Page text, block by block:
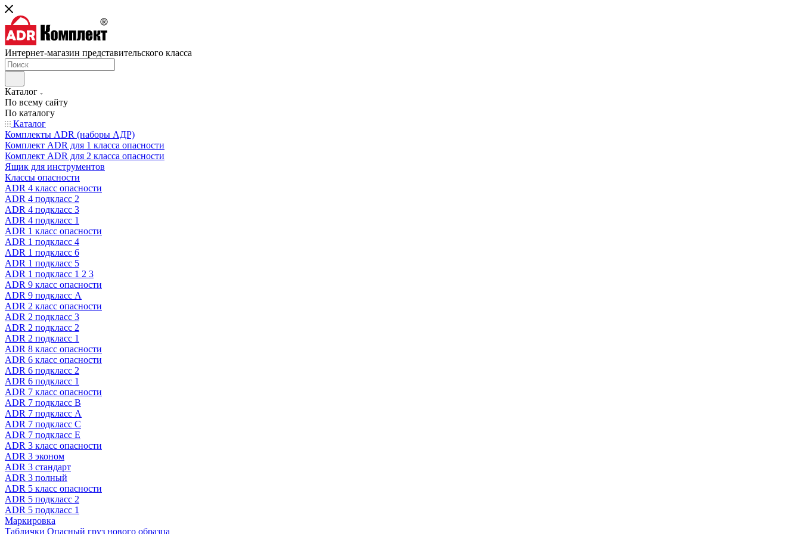
Интернет-магазин представительского класса
Каталог
По всему сайту
По каталогу
Каталог
Комплекты ADR (наборы АДР)
Комплект ADR для 1 класса опасности
Комплект ADR для 2 класса опасности
Ящик для инструментов
Классы опасности
ADR 4 класс опасности
ADR 4 подкласс 2
ADR 4 подкласс 3
ADR 4 подкласс 1
ADR 1 класс опасности
ADR 1 подкласс 4
ADR 1 подкласс 6
ADR 1 подкласс 5
ADR 1 подкласс 1 2 3
ADR 9 класс опасности
ADR 9 подкласс A
ADR 2 класс опасности
ADR 2 подкласс 3
ADR 2 подкласс 2
ADR 2 подкласс 1
ADR 8 класс опасности
ADR 6 класс опасности
ADR 6 подкласс 2
ADR 6 подкласс 1
ADR 7 класс опасности
ADR 7 подкласс B
ADR 7 подкласс A
ADR 7 подкласс C
ADR 7 подкласс E
ADR 3 класс опасности
ADR 3 эконом
ADR 3 стандарт
ADR 3 полный
ADR 5 класс опасности
ADR 5 подкласс 2
ADR 5 подкласс 1
Маркировка
Таблички Опасный груз нового образца